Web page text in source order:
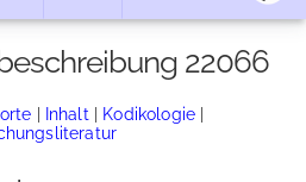
22066
| Inhalt | Kodikologie |